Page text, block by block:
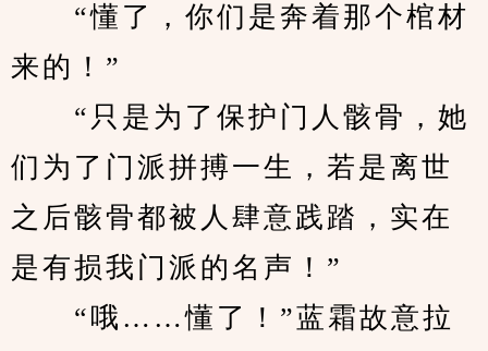
“懂了，你们是奔着那个棺材
来的！”
“只是为了保护门人骸骨，她
们为了门派拼搏一生，若是离世
之后骸骨都被人肆意践踏，实在
是有损我门派的名声！”
“哦……懂了！”蓝霜故意拉